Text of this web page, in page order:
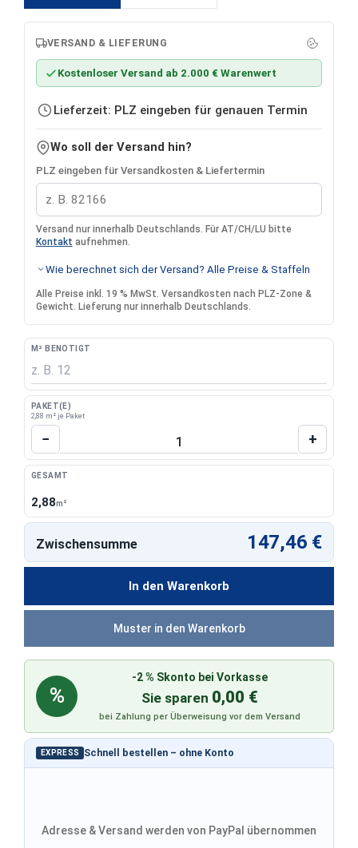
VERSAND & LIEFERUNG
Kostenloser Versand ab 2.000 € Warenwert
Lieferzeit: PLZ eingeben für genauen Termin
Wo soll der Versand hin?
PLZ eingeben für Versandkosten & Liefertermin
Versand nur innerhalb Deutschlands. Für AT/CH/LU bitte
Kontakt aufnehmen.
Wie berechnet sich der Versand? Alle Preise & Staffeln
Alle Preise inkl. 19 % MwSt. Versandkosten nach PLZ-Zone &
Gewicht. Lieferung nur innerhalb Deutschlands.
M² BENÖTIGT
PAKET(E)
2,88 m² je Paket
Produkt Anzahl: Gib den gewünschten
− +
GESAMT
2,88m²
In den Warenkorb
EXPRESS Schnell bestellen – ohne Konto
Adresse & Versand werden von PayPal übernommen
Zwischensumme 147,46 €
%
-2 % Skonto bei Vorkasse
Sie sparen 0,00 €
bei Zahlung per Überweisung vor dem Versand
Muster in den Warenkorb